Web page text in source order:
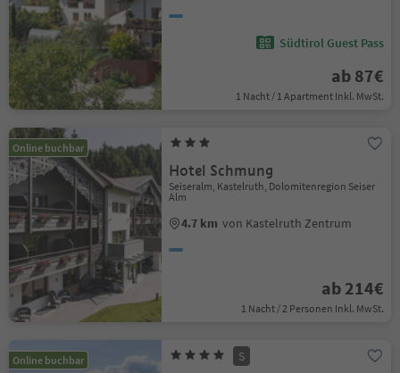
Südtirol Guest Pass
ab 87€
1 Nacht / 1 Apartment Inkl. MwSt.
Online buchbar
Hotel Schmung
Seiseralm, Kastelruth, Dolomitenregion Seiser
Alm
4.7 km von Kastelruth Zentrum
ab 214€
1 Nacht / 2 Personen Inkl. MwSt.
Online buchbar S